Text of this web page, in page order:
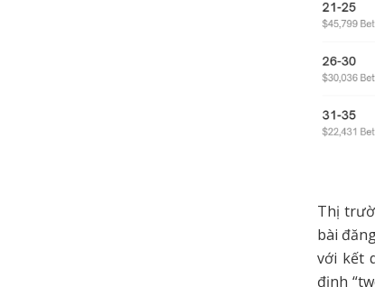
Thị
bài
với kết
định